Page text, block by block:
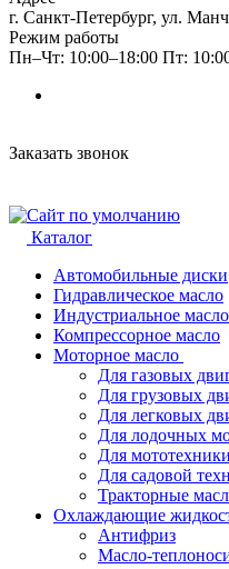
г. Санкт-Петербург, ул.
Режим работы
Пн–Чт: 10:00–18:00 Пт:
Заказать звонок
Каталог
Автомобильные диски
Гидравлическое масло
Индустриальное масло
Компрессорное масло
Моторное масло
Для газовых
Для грузовых
Для легковых
Для лодочных
Для мототехники
Для садовой
Тракторные
Охлаждающие
Антифриз
Масло-